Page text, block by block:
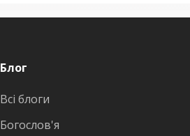
Блог
Всі блоги
Богослов'я